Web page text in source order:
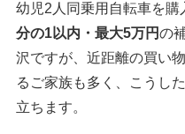
幼児2人同乗用自転車を購
分の1以内・最大5万円の
沢ですが、近距離の買い
るご家族も多く、こうし
立ちます。